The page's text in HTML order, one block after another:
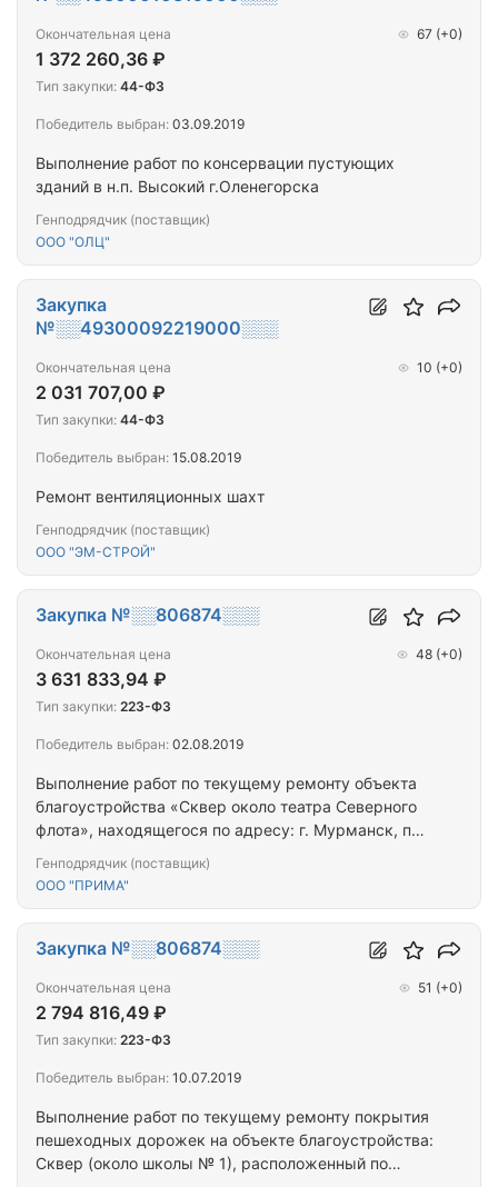
Выполнение работ по консервации пустующих
зданий в н.п. Высокий г.Оленегорска
Генподрядчик (поставщик)
ООО "ОЛЦ"
Окончательная цена
1 372 260,36 ₽
67 (+0)
Тип закупки: 44-ФЗ
Победитель выбран: 03.09.2019
Ремонт вентиляционных шахт
Генподрядчик (поставщик)
ООО "ЭМ-СТРОЙ"
Закупка
№░░49300092219000░░░
Окончательная цена
2 031 707,00 ₽
10 (+0)
Тип закупки: 44-ФЗ
Победитель выбран: 15.08.2019
Выполнение работ по текущему ремонту объекта
благоустройства «Сквер около театра Северного
флота», находящегося по адресу: г. Мурманск, пр.
Генподрядчик (поставщик)
ООО "ПРИМА"
Закупка №░░806874░░░
Окончательная цена
3 631 833,94 ₽
48 (+0)
Тип закупки: 223-ФЗ
Победитель выбран: 02.08.2019
Выполнение работ по текущему ремонту покрытия
пешеходных дорожек на объекте благоустройства:
Сквер (около школы № 1), расположенный по
Закупка №░░806874░░░
Окончательная цена
2 794 816,49 ₽
51 (+0)
Тип закупки: 223-ФЗ
Победитель выбран: 10.07.2019